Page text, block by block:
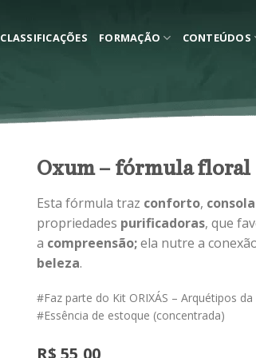
CLASSIFICAÇÕES FORMAÇÃO CONTEÚDOS
Oxum – fórmula floral
Esta fórmula traz conforto,
propriedades purificadoras, que
a compreensão;ela nutre a
beleza.
#Faz parte do Kit ORIXÁS – Arquétipos
#Essência de estoque (concentrada)